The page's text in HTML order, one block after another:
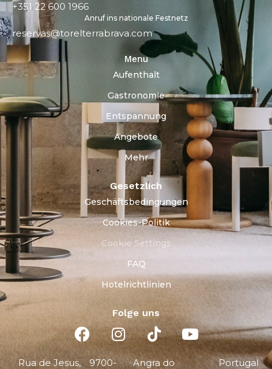
+351 22 600 1966
Anruf ins nationale Festnetz
reservas@torelterrabrava.com
Menu
Aufenthalt
Gastronomie
Entspannung
Angebote
Mehr
Gesetzlich
Geschäftsbedingungen
Cookies-Politik
Cookie Settings
FAQ
Hotelrichtlinien
Folge uns
Rua de Jesus, 9700- Angra do Portugal